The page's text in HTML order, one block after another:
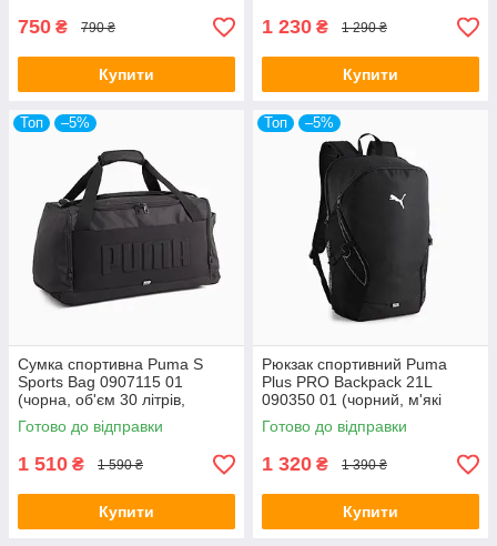
750 ₴ 790 ₴
Купити
1 230 ₴ 1 290 ₴
Купити
Топ –5%
Сумка спортивна Puma S
Sports Bag 0907115 01
(чорна, об'єм 30 літрів,
поліестер, бренд пума)
Готово до відправки
1 510 ₴ 1 590 ₴
Купити
Топ –5%
Рюкзак спортивний Puma
Plus PRO Backpack 21L
090350 01 (чорний, м'які
ремені, об'єм 21 літра, бренд
пуму)
Готово до відправки
1 320 ₴ 1 390 ₴
Купити